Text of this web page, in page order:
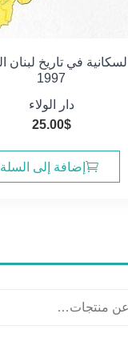
1997
دار الولاء
25.00$
إضافة إلى السلة